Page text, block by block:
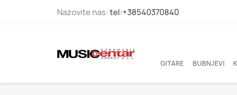
Nazovite nas:tel:+38540370840
GITARE BUBNJEVI